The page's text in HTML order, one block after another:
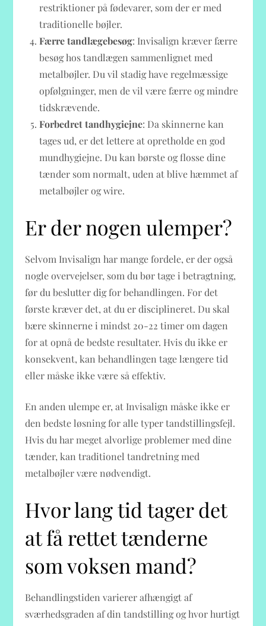
restriktioner på fødevarer, som der er med
traditionelle bøjler.
Færre tandlægebesøg: Invisalign kræver færre
besøg hos tandlægen sammenlignet med
metalbøjler. Du vil stadig have regelmæssige
opfølgninger, men de vil være færre og mindre
tidskrævende.
Forbedret tandhygiejne: Da skinnerne kan
tages ud, er det lettere at opretholde en god
mundhygiejne. Du kan børste og flosse dine
tænder som normalt, uden at blive hæmmet af
metalbøjler og wire.
Er der nogen ulemper?
Selvom Invisalign har mange fordele, er der også
nogle overvejelser, som du bør tage i betragtning,
før du beslutter dig for behandlingen. For det
første kræver det, at du er disciplineret. Du skal
bære skinnerne i mindst 20-22 timer om dagen
for at opnå de bedste resultater. Hvis du ikke er
konsekvent, kan behandlingen tage længere tid
eller måske ikke være så effektiv.
En anden ulempe er, at Invisalign måske ikke er
den bedste løsning for alle typer tandstillingsfejl.
Hvis du har meget alvorlige problemer med dine
tænder, kan traditionel tandretning med
metalbøjler være nødvendigt.
Hvor lang tid tager det
at få rettet tænderne
som voksen mand?
Behandlingstiden varierer afhængigt af
sværhedsgraden af din tandstilling og hvor hurtigt